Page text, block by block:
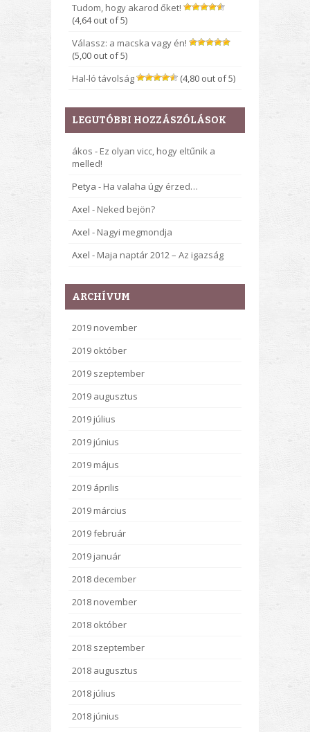
Tudom, hogy akarod őket!
(4,64 out of 5)
Válassz: a macska vagy én!
(5,00 out of 5)
Hal-ló távolság
(4,80 out of 5)
LEGUTÓBBI HOZZÁSZÓLÁSOK
ákos - Ez olyan vicc, hogy eltűnik a
melled!
Petya - Ha valaha úgy érzed…
Axel - Neked bejön?
Axel - Nagyi megmondja
Axel - Maja naptár 2012 – Az igazság
ARCHÍVUM
2019 november
2019 október
2019 szeptember
2019 augusztus
2019 július
2019 június
2019 május
2019 április
2019 március
2019 február
2019 január
2018 december
2018 november
2018 október
2018 szeptember
2018 augusztus
2018 július
2018 június